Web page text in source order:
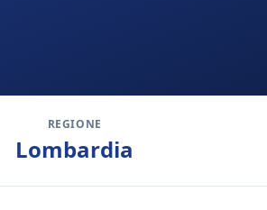
REGIONE
Lombardia